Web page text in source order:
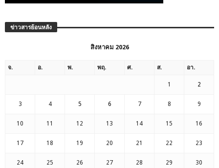
ข่าวสารย้อนหลัง
สิงหาคม 2026
จ. อ. พ. พฤ. ศ. ส. อา.
1 2
3 4 5 6 7 8 9
10 11 12 13 14 15 16
17 18 19 20 21 22 23
24 25 26 27 28 29 30